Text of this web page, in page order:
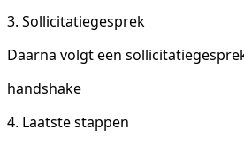
3. Sollicitatiegesprek
Daarna volgt een
handshake
4. Laatste stappen